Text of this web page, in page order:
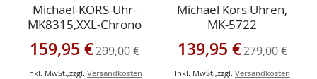
Michael-KORS-Uhr-
MK8315,XXL-Chrono
Sonderangebot
159,95 €299,00 €
Inkl. MwSt. ,zzgl. Versandkosten
Michael Kors Uhren,
MK-5722
Sonderangebot
139,95 €279,00 €
Inkl. MwSt. ,zzgl. Versandkosten